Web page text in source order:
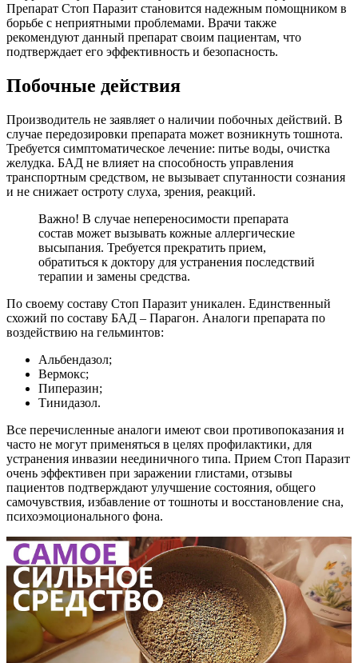
Препарат Стоп Паразит становится надежным помощником в
борьбе с неприятными проблемами. Врачи также
рекомендуют данный препарат своим пациентам, что
подтверждает его эффективность и безопасность.
Побочные действия
Производитель не заявляет о наличии побочных действий. В
случае передозировки препарата может возникнуть тошнота.
Требуется симптоматическое лечение: питье воды, очистка
желудка. БАД не влияет на способность управления
транспортным средством, не вызывает спутанности сознания
и не снижает остроту слуха, зрения, реакций.
Важно! В случае непереносимости препарата
состав может вызывать кожные аллергические
высыпания. Требуется прекратить прием,
обратиться к доктору для устранения последствий
терапии и замены средства.
По своему составу Стоп Паразит уникален. Единственный
схожий по составу БАД – Парагон. Аналоги препарата по
воздействию на гельминтов:
Альбендазол;
Вермокс;
Пиперазин;
Тинидазол.
Все перечисленные аналоги имеют свои противопоказания и
часто не могут применяться в целях профилактики, для
устранения инвазии неединичного типа. Прием Стоп Паразит
очень эффективен при заражении глистами, отзывы
пациентов подтверждают улучшение состояния, общего
самочувствия, избавление от тошноты и восстановление сна,
психоэмоционального фона.